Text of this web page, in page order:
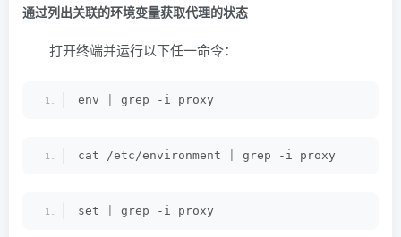
通过列出关联的环境变量获取代理的状态
打开终端并运行以下任一命令：
env grep -i proxy
cat /etc/environment grep -i proxy
set grep -i proxy